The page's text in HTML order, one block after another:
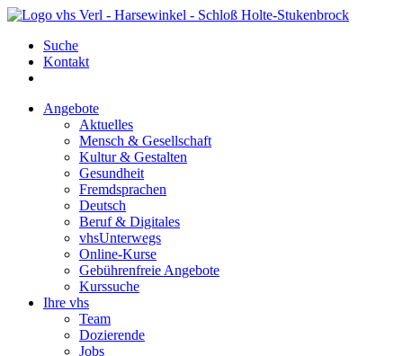
Suche
Kontakt
Angebote
Aktuelles
Mensch & Gesellschaft
Kultur & Gestalten
Gesundheit
Fremdsprachen
Deutsch
Beruf & Digitales
vhsUnterwegs
Online-Kurse
Gebührenfreie Angebote
Kurssuche
Ihre vhs
Team
Dozierende
Jobs